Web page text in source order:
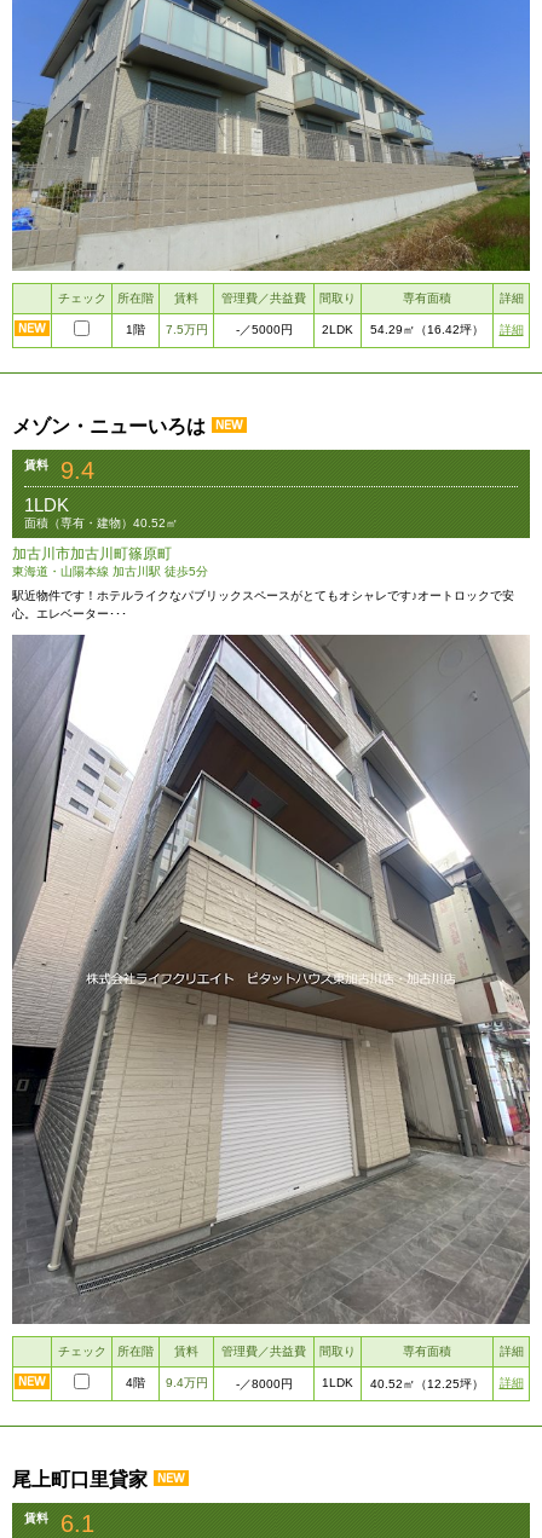
チェック 所在階 賃料 管理費／共益費 間取り 専有面積 詳細
1階 7.5万円 -／5000円 2LDK 54.29㎡ （16.42坪） 詳細
メゾン・ニューいろは
賃料 9.4
1LDK
面積（専有・建物）40.52㎡
加古川市加古川町篠原町
東海道・山陽本線 加古川駅 徒歩5分
駅近物件です！ホテルライクなパブリックスペースがとてもオシャレです♪オートロックで安
心。エレベーター･･･
チェック 所在階 賃料 管理費／共益費 間取り 専有面積 詳細
4階 9.4万円 -／8000円 1LDK 40.52㎡ （12.25坪） 詳細
尾上町口里貸家
賃料 6.1